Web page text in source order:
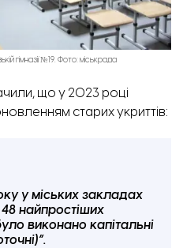
гімназії №19. Фото: міськрада
що у 2023 році
старих укриттів:
у міських закладах
найпростіших
виконано капітальні